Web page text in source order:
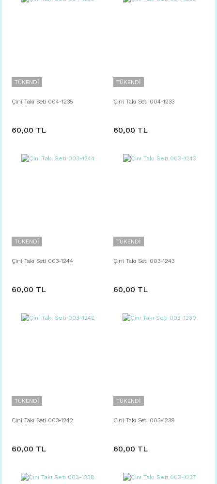
TÜKENDİ
Çini Takı Seti 004-1235
60,00 TL
TÜKENDİ
Çini Takı Seti 004-1233
60,00 TL
TÜKENDİ
Çini Takı Seti 003-1244
60,00 TL
TÜKENDİ
Çini Takı Seti 003-1243
60,00 TL
TÜKENDİ
Çini Takı Seti 003-1242
60,00 TL
TÜKENDİ
Çini Takı Seti 003-1239
60,00 TL